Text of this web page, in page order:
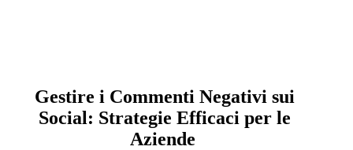
Gestire i Commenti Negativi sui
Social: Strategie Efficaci per le
Aziende